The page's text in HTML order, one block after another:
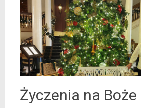
Życzenia na Boże